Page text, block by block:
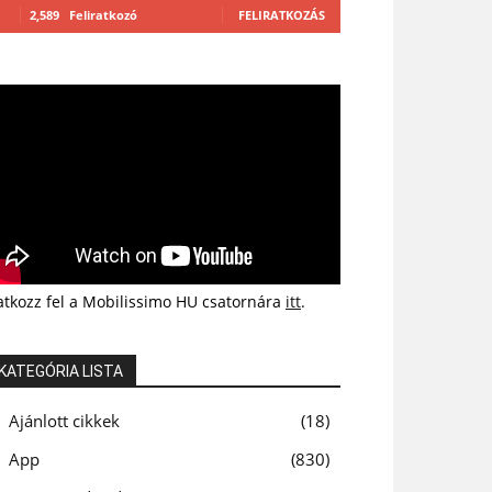
2,589 Feliratkozó FELIRATKOZÁS
fel a Mobilissimo HU csatornára itt.
LISTA
Ajánlott cikkek
18
App
830